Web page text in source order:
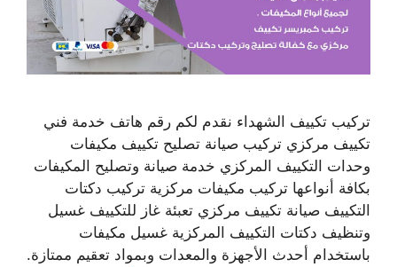
تركيب تكييف الشهداء نقدم لكم رقم هاتف خدمة فني
تكييف مركزي تركيب صيانة تصليح تكييف مكيفات
وحدات التكييف المركزي خدمة صيانة وتصليح المكيفات
بكافة أنواعها تركيب مكيفات مركزية تركيب دكتات
التكييف صيانة تكييف مركزي تعبئة غاز للتكييف غسيل
وتنظيف دكتات التكييف المركزية غسيل مكيفات
باستخدام أحدث الأجهزة والمعدات وبمواد تعقيم ممتازة.